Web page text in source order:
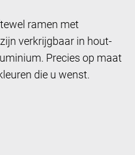
ramen met
verkrijgbaar in hout-
Precies op maat
die u wenst.